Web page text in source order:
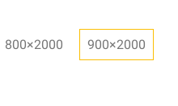
800×2000 900×2000